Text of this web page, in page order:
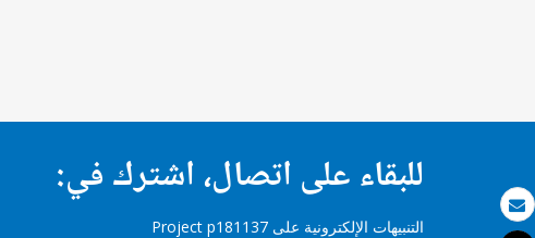
بريد الكتروني
للبقاء على اتصال، اشترك في:
التنبيهات الإلكترونية على Project p181137